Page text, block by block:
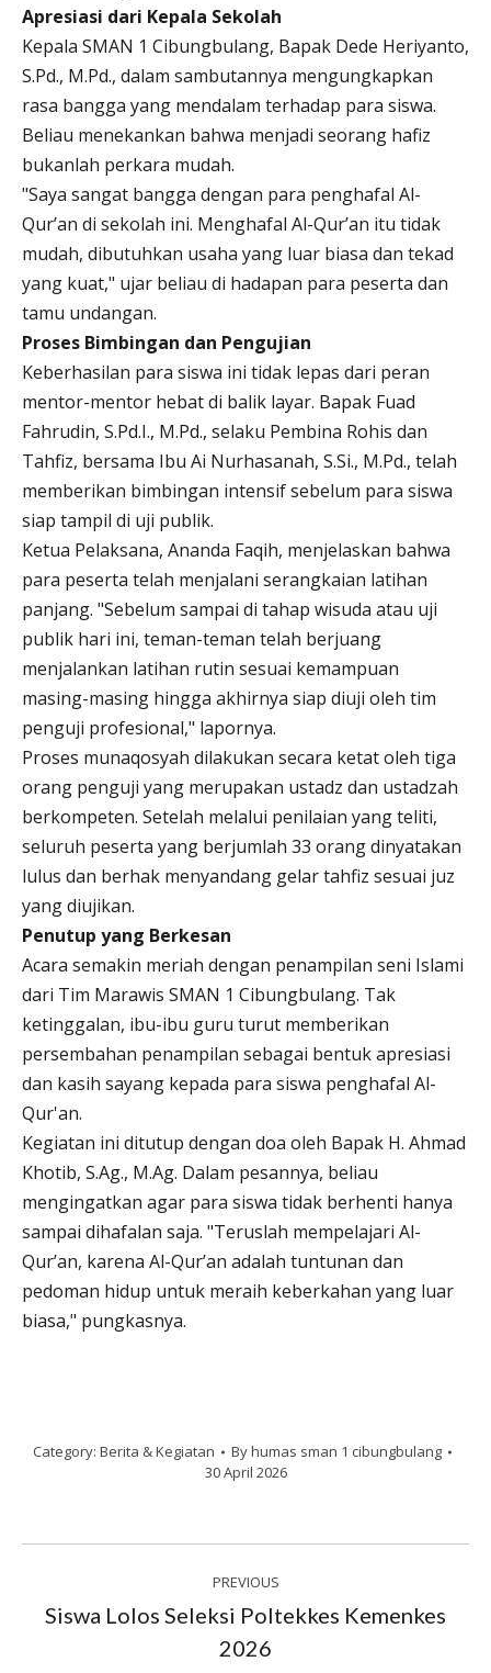
Apresiasi dari Kepala Sekolah
Kepala SMAN 1 Cibungbulang, Bapak Dede Heriyanto,
S.Pd., M.Pd., dalam sambutannya mengungkapkan
rasa bangga yang mendalam terhadap para siswa.
Beliau menekankan bahwa menjadi seorang hafiz
bukanlah perkara mudah.
"Saya sangat bangga dengan para penghafal Al-
Qur’an di sekolah ini. Menghafal Al-Qur’an itu tidak
mudah, dibutuhkan usaha yang luar biasa dan tekad
yang kuat," ujar beliau di hadapan para peserta dan
tamu undangan.
Proses Bimbingan dan Pengujian
Keberhasilan para siswa ini tidak lepas dari peran
mentor-mentor hebat di balik layar. Bapak Fuad
Fahrudin, S.Pd.I., M.Pd., selaku Pembina Rohis dan
Tahfiz, bersama Ibu Ai Nurhasanah, S.Si., M.Pd., telah
memberikan bimbingan intensif sebelum para siswa
siap tampil di uji publik.
Ketua Pelaksana, Ananda Faqih, menjelaskan bahwa
para peserta telah menjalani serangkaian latihan
panjang. "Sebelum sampai di tahap wisuda atau uji
publik hari ini, teman-teman telah berjuang
menjalankan latihan rutin sesuai kemampuan
masing-masing hingga akhirnya siap diuji oleh tim
penguji profesional," lapornya.
Proses munaqosyah dilakukan secara ketat oleh tiga
orang penguji yang merupakan ustadz dan ustadzah
berkompeten. Setelah melalui penilaian yang teliti,
seluruh peserta yang berjumlah 33 orang dinyatakan
lulus dan berhak menyandang gelar tahfiz sesuai juz
yang diujikan.
Penutup yang Berkesan
Acara semakin meriah dengan penampilan seni Islami
dari Tim Marawis SMAN 1 Cibungbulang. Tak
ketinggalan, ibu-ibu guru turut memberikan
persembahan penampilan sebagai bentuk apresiasi
dan kasih sayang kepada para siswa penghafal Al-
Qur'an.
Kegiatan ini ditutup dengan doa oleh Bapak H. Ahmad
Khotib, S.Ag., M.Ag. Dalam pesannya, beliau
mengingatkan agar para siswa tidak berhenti hanya
sampai dihafalan saja. "Teruslah mempelajari Al-
Qur’an, karena Al-Qur’an adalah tuntunan dan
pedoman hidup untuk meraih keberkahan yang luar
biasa," pungkasnya.
Category: Berita & Kegiatan Byhumas sman 1 cibungbulang
30 April 2026
navigation
PREVIOUS
Previous
post:
Siswa Lolos Seleksi Poltekkes Kemenkes
2026